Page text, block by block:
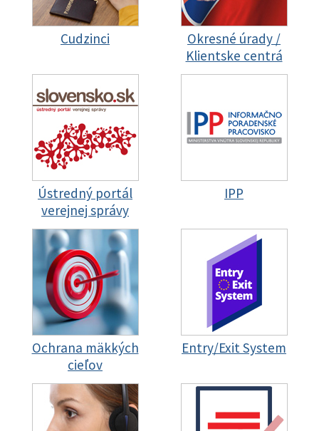
Cudzinci
Okresné úrady /
Klientske centrá
Ústredný portál
verejnej správy
IPP
Ochrana mäkkých
cieľov
Entry/Exit System